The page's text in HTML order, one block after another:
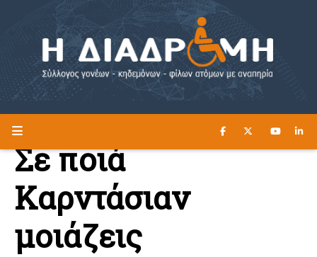
Η ΔΙΑΔΡΟΜΗ ΔΙΑΒΑΣΤΕ ΕΔΩ ►
Σε ποιά
Καρντάσιαν
μοιάζεις